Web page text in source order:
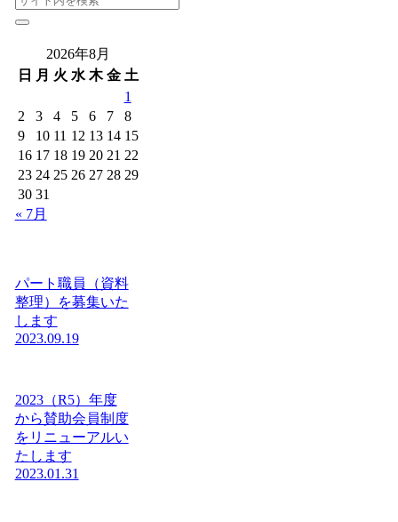
2026年8月
日
月 火 水 木 金 土
1
2
3 4 5 6 7
8
9
10 11 12 13 14 15
16 17 18 19 20 21 22
23 24 25 26 27 28 29
30 31
« 7月
パート職員（資料
整理）を募集いた
します
2023.09.19
2023（R5）年度
から賛助会員制度
をリニューアルい
たします
2023.01.31